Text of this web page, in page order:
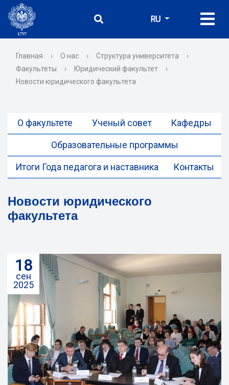
RU
Главная › О нас › Структура университета
›
Факультеты
› Юридический факультет
›
Новости юридического факультета
О факультете Ученый совет Кафедры
Образовательные программы
Итоги Года педагога и наставника Контакты
Новости юридического
факультета
18
сен
2025